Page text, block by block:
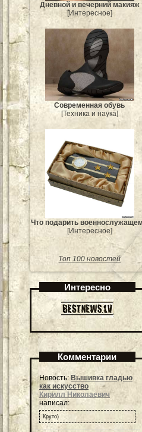
Дневной и вечерний макияж
[Интересное]
Современная обувь
[Техника и наука]
Что подарить
[Интересное]
Топ 100 новостей
Интересно
Комментарии
Новость: Вышивка гладью
как искусство
Кирилл Николаевич
написал:
Круто)